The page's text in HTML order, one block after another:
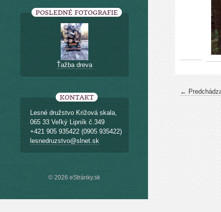
←
POSLEDNÉ FOTOGRAFIE
Ťažba dreva
KONTAKT
Lesné družstvo Križová skala,
065 33 Veľký Lipník č.349
+421 905 935422 (0905 935422)
lesnedruzstvo@slnet.sk
© 2026 eStránky.sk